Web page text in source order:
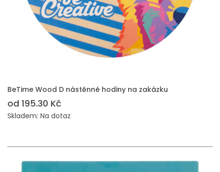
PŘIDAT DO POPTÁVKY
BeTime Wood D nástěnné hodiny na zakázku
od 195.30 Kč
Skladem: Na dotaz